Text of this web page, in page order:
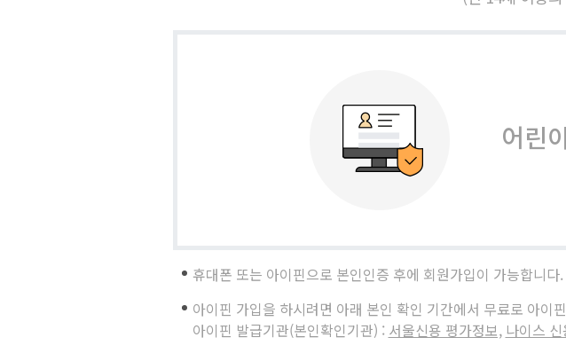
어린
휴대폰 또는 아이핀으로 본인인증 후에 회원가입이 가능합니다.
아이핀 가입을 하시려면 아래 본인 확인 기간에서 무료로 아이
아이핀 발급기관(본인확인기관) : 서울신용 평가정보, 나이스